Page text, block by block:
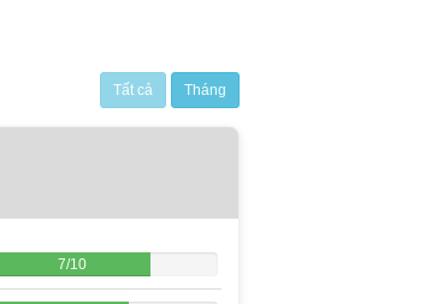
Tất cả Tháng
7/10